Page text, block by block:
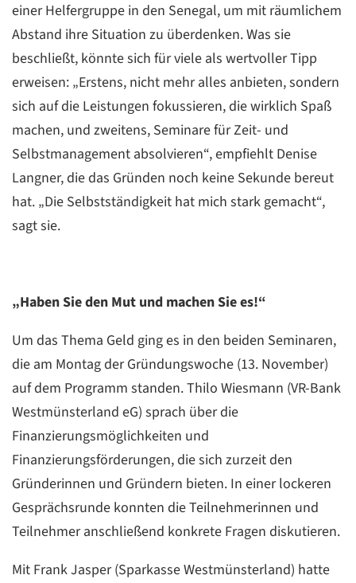
einer Helfergruppe in den Senegal, um mit räumlichem
Abstand ihre Situation zu überdenken. Was sie
beschließt, könnte sich für viele als wertvoller Tipp
erweisen: „Erstens, nicht mehr alles anbieten, sondern
sich auf die Leistungen fokussieren, die wirklich Spaß
machen, und zweitens, Seminare für Zeit- und
Selbstmanagement absolvieren“, empfiehlt Denise
Langner, die das Gründen noch keine Sekunde bereut
hat. „Die Selbstständigkeit hat mich stark gemacht“,
sagt sie.
„Haben Sie den Mut und machen Sie es!“
Um das Thema Geld ging es in den beiden Seminaren,
die am Montag der Gründungswoche (13. November)
auf dem Programm standen. Thilo Wiesmann (VR-Bank
Westmünsterland eG) sprach über die
Finanzierungsmöglichkeiten und
Finanzierungsförderungen, die sich zurzeit den
Gründerinnen und Gründern bieten. In einer lockeren
Gesprächsrunde konnten die Teilnehmerinnen und
Teilnehmer anschließend konkrete Fragen diskutieren.
Mit Frank Jasper (Sparkasse Westmünsterland) hatte